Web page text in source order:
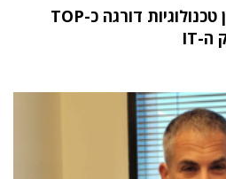
מחקר STKI השנתי: וואן טכנולוגיות דורגה כ-TOP